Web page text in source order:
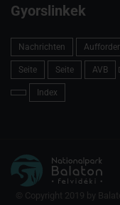
Gyorslinkek
Nachrichten
Seite Seite AVB
Index
© Copyright 2019 by